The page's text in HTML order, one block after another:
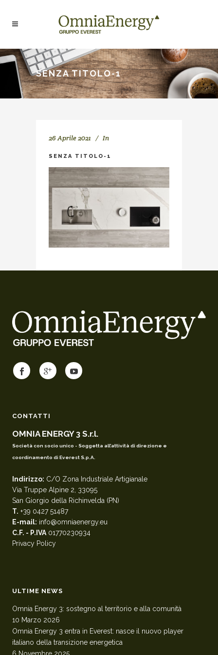
SENZA TITOLO-1
26 Aprile 2021 In
SENZA TITOLO-1
CONTATTI
OMNIA ENERGY 3 S.r.l.
Società con socio unico - Soggetta all’attività di direzione e
coordinamento di Everest S.p.A.
Indirizzo: C/O Zona Industriale Artigianale
Via Truppe Alpine 2, 33095
San Giorgio della Richinvelda (PN)
T. +39 0427 51487
E-mail: info@omniaenergy.eu
C.F. - P.IVA 01770230934
Privacy Policy
ULTIME NEWS
Omnia Energy 3: sostegno al territorio e alla comunità
10 Marzo 2026
Omnia Energy 3 entra in Everest: nasce il nuovo player
italiano della transizione energetica